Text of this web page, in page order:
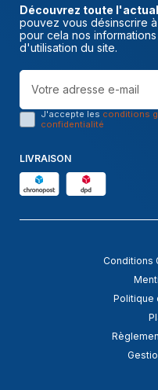
Découvrez toute
pouvez vous désinscrire
pour cela nos
d'utilisation du site.
J'accepte les conditions
confidentialité
LIVRAISON
Conditions
Politique